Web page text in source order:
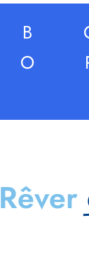
B
O
Rêver